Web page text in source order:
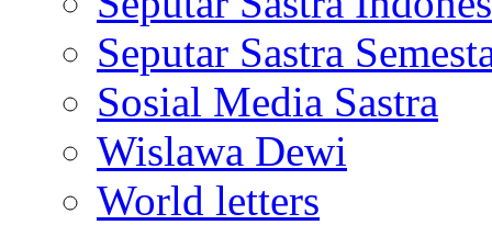
Seputar Sastra
Sosial Media Sastra
Wislawa Dewi
World letters